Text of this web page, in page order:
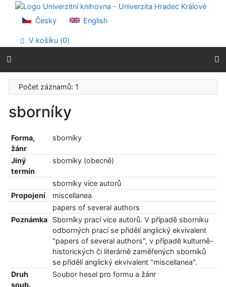
Přejít na obsah
Přejít na menu
Prohlášení o webové přístupnosti
Česky English
V košíku (0)
Počet záznamů: 1
sborníky
Forma,
žánr
sborníky
Jiný
termín
sborníky (obecně)
sborníky více autorů
Propojení
miscellanea
papers of several authors
Poznámka
Sborníky prací více autorů. V případě sborníku
odborných prací se přidělí anglický ekvivalent
"papers of several authors", v případě kulturně-
historických či literárně zaměřených sborníků
se přidělí anglický ekvivalent "miscellanea".
Druh
soub.
Soubor hesel pro formu a žánr